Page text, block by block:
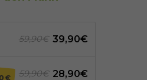
59,90€ 39,90€
59,90€ 28,90€